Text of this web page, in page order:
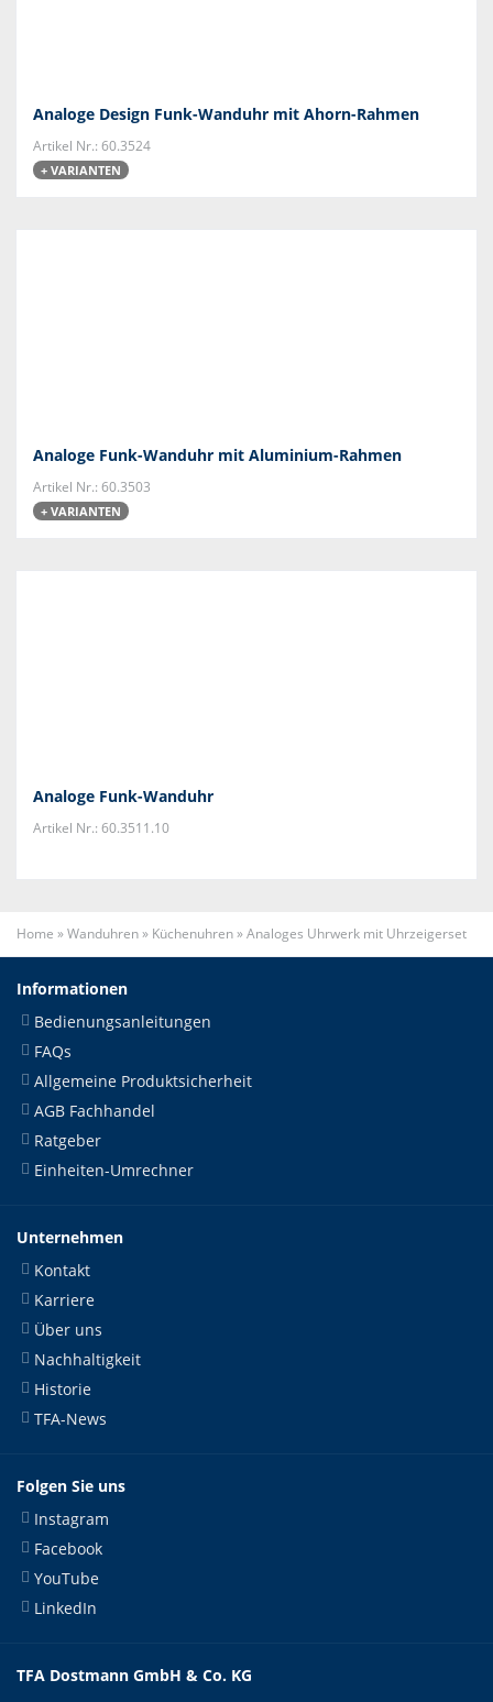
Analoge Design Funk-Wanduhr mit Ahorn-Rahmen
Artikel Nr.: 60.3524
+ VARIANTEN
Analoge Funk-Wanduhr mit Aluminium-Rahmen
Artikel Nr.: 60.3503
+ VARIANTEN
Analoge Funk-Wanduhr
Artikel Nr.: 60.3511.10
Home »Wanduhren» Küchenuhren»Analoges Uhrwerk mit Uhrzeigerset
Informationen
Bedienungsanleitungen
FAQs
Allgemeine Produktsicherheit
AGB Fachhandel
Ratgeber
Einheiten-Umrechner
Unternehmen
Kontakt
Karriere
Über uns
Nachhaltigkeit
Historie
TFA-News
Folgen Sie uns
Instagram
Facebook
YouTube
LinkedIn
TFA Dostmann GmbH & Co. KG